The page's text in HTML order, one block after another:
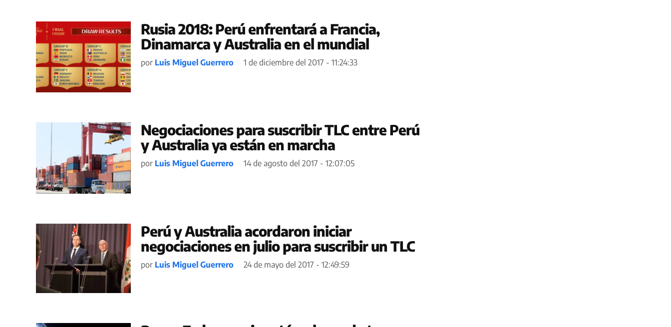
Rusia 2018: Perú enfrentará a Francia,
Dinamarca y Australia en el mundial
por Luis Miguel Guerrero 1 de diciembre del 2017 - 11:24:33
Negociaciones para suscribir TLC entre Perú
y Australia ya están en marcha
por Luis Miguel Guerrero 14 de agosto del 2017 - 12:07:05
Perú y Australia acordaron iniciar
negociaciones en julio para suscribir un TLC
por Luis Miguel Guerrero 24 de mayo del 2017 - 12:49:59